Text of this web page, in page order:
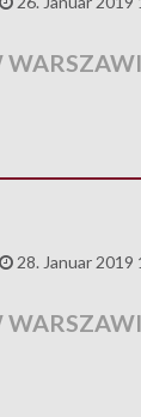
28. Januar 2019